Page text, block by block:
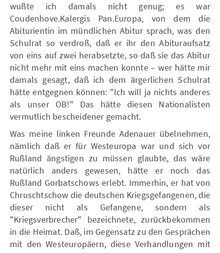
wußte ich damals nicht genug; es war
Coudenhove.Kalergis Pan.Europa, von dem die
Abiturientin im mündlichen Abitur sprach, was den
Schulrat so verdroß, daß er ihr den Abituraufsatz
von eins auf zwei herabsetzte, so daß sie das Abitur
nicht mehr mit eins machen konnte – wer hätte mir
damals gesagt, daß ich dem ärgerlichen Schulrat
hätte entgegnen können: "Ich will ja nichts anderes
als unser OB!" Das hätte diesen Nationalisten
vermutlich bescheidener gemacht.
Was meine linken Freunde Adenauer übelnehmen,
nämlich daß er für Westeuropa war und sich vor
Rußland ängstigen zu müssen glaubte, das wäre
natürlich anders gewesen, hätte er noch das
Rußland Gorbatschows erlebt. Immerhin, er hat von
Chruschtschow die deutschen Kriegsgefangenen, die
dieser nicht als Gefangene, sondern als
"Kriegsverbrecher" bezeichnete, zurückbekommen
in die Heimat. Daß, im Gegensatz zu den Gesprächen
mit den Westeuropäern, diese Verhandlungen mit